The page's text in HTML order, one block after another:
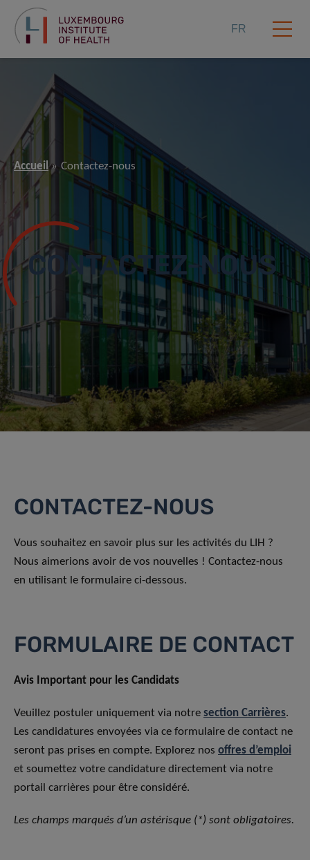
FR
Accueil Contactez-nous
CONTACTEZ-NOUS
CONTACTEZ-NOUS
Vous souhaitez en savoir plus sur les activités du LIH ?
Nous aimerions avoir de vos nouvelles ! Contactez-nous
en utilisant le formulaire ci-dessous.
FORMULAIRE DE CONTACT
Avis Important pour les Candidats
Veuillez postuler uniquement via notre section Carrières.
Les candidatures envoyées via ce formulaire de contact ne
seront pas prises en compte. Explorez nos offres d’emploi
et soumettez votre candidature directement via notre
portail carrières pour être considéré.
Les champs marqués d’un astérisque (*) sont obligatoires.